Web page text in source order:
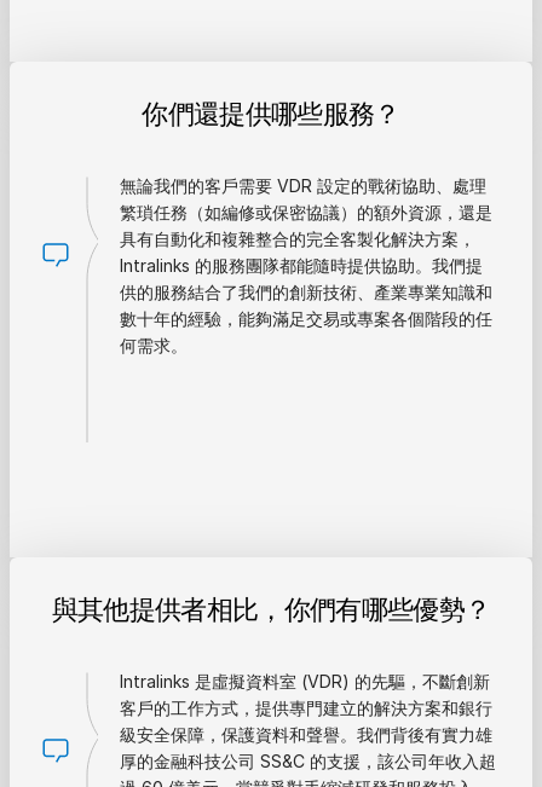
你們還提供哪些服務？
無論我們的客戶需要 VDR 設定的戰術協助、處理
繁瑣任務（如編修或保密協議）的額外資源，還是
具有自動化和複雜整合的完全客製化解決方案，
Intralinks 的服務團隊都能隨時提供協助。我們提
供的服務結合了我們的創新技術、產業專業知識和
數十年的經驗，能夠滿足交易或專案各個階段的任
何需求。
與其他提供者相比，你們有哪些優勢？
Intralinks 是虛擬資料室 (VDR) 的先驅，不斷創新
客戶的工作方式，提供專門建立的解決方案和銀行
級安全保障，保護資料和聲譽。我們背後有實力雄
厚的金融科技公司 SS&C 的支援，該公司年收入超